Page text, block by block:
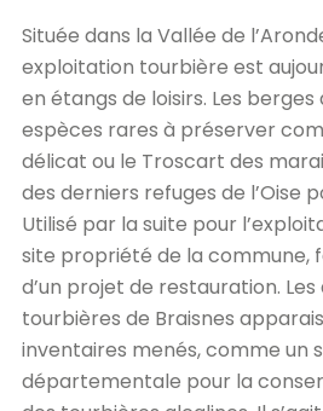
Située dans la Vallée de
exploitation tourbière est
en étangs de loisirs. Les
espèces rares à préserver
délicat ou le Troscart des
des derniers refuges de l’Oise
Utilisé par la suite pour
site propriété de la commune,
d’un projet de restauration.
tourbières de Braisnes
inventaires menés, comme un
départementale pour la